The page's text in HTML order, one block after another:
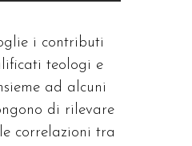
i contributi
teologi e
ad alcuni
di rilevare
correlazioni tra